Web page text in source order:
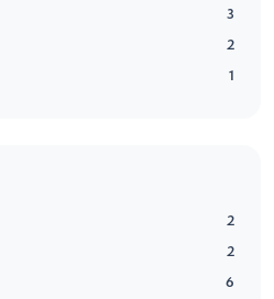
3
2
1
2
2
6